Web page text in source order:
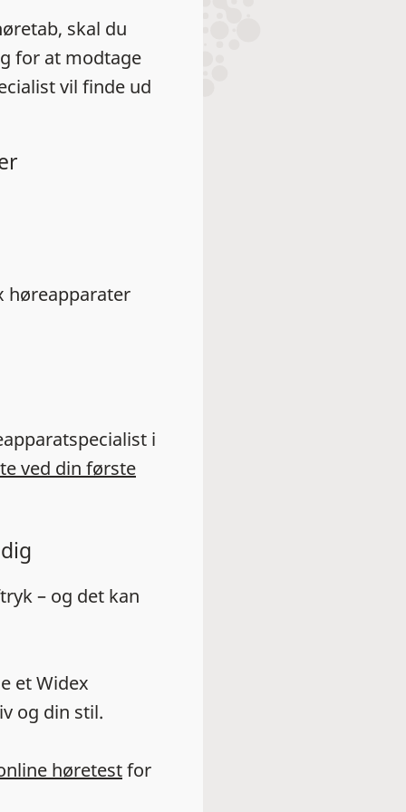
skal du
for at modtage
vil finde ud
høreapparater
i
ved din første
– og det kan
et Widex
og din stil.
høretestfor